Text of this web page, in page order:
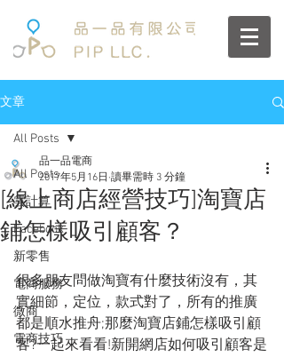
文章
All Posts
雲計算
Facebook
新零售
電商服務
微商
電商技巧
All Posts
[線上商店經營技巧]淘寶店
鋪怎樣吸引顧客？
品一品電商
2017年5月16日 讀畢需時 3 分鐘
很多朋友問做淘寶有什麼技術沒有，其
實細節，定位，款式對了，所有的推廣
都是順水推舟;那麼淘寶店鋪怎樣吸引顧
客?一起來看看!新開網店如何吸引顧客是